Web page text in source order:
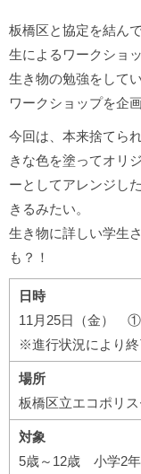
板橋区と協定を結ん
生によるワークショ
生き物の勉強をして
ワークショップを企
今回は、本来捨てら
きな色を塗ってオリ
ーとしてアレンジし
きるみたい。
生き物に詳しい学生
も？！
日時
11月25日（金）
※進行状況により
場所
板橋区立エコポリ
対象
5歳～12歳 小学2